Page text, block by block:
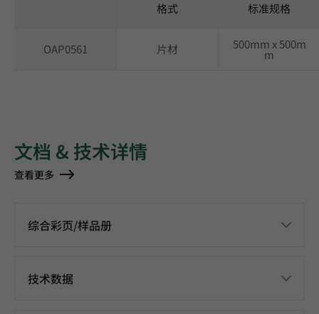
格式 标准规格
OAP0561 片材 500mm x 500m
m
文档 & 技术详情
查看更多
综合彩页/样品册
技术数据